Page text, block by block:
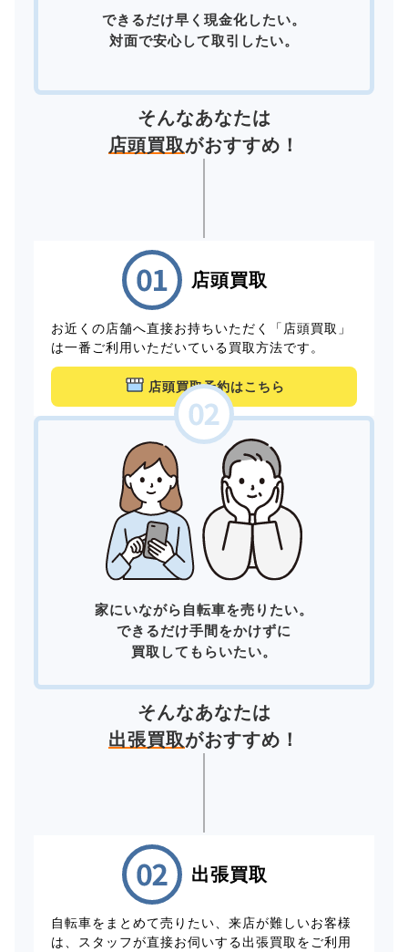
できるだけ早く現金化したい。
対面で安心して取引したい。
そんなあなたは
店頭買取がおすすめ！
店頭買取
お近くの店舗へ直接お持ちいただく「店頭買取」
は一番ご利用いただいている買取方法です。
店頭買取予約はこちら
家にいながら自転車を売りたい。
できるだけ手間をかけずに
買取してもらいたい。
そんなあなたは
出張買取がおすすめ！
出張買取
自転車をまとめて売りたい、来店が難しいお客様
は、スタッフが直接お伺いする出張買取をご利用